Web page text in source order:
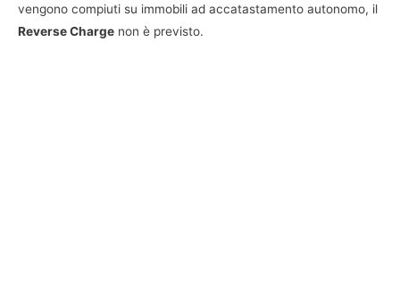
vengono compiuti su immobili ad accatastamento autonomo, il
Reverse Charge non è previsto.